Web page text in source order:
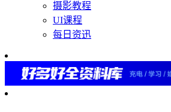
摄影教程
UI课程
每日资迅